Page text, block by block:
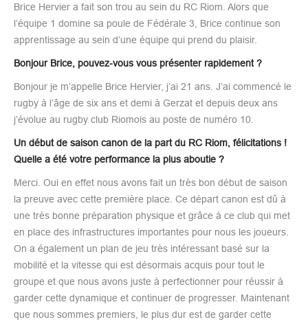
Brice Hervier a fait son trou au sein du RC Riom. Alors que
l’équipe 1 domine sa poule de Fédérale 3, Brice continue son
apprentissage au sein d’une équipe qui prend du plaisir.
Bonjour Brice, pouvez-vous vous présenter rapidement ?
Bonjour je m’appelle Brice Hervier, j’ai 21 ans. J’ai commencé le
rugby à l’âge de six ans et demi à Gerzat et depuis deux ans
j’évolue au rugby club Riomois au poste de numéro 10.
Un début de saison canon de la part du RC Riom, félicitations !
Quelle a été votre performance la plus aboutie ?
Merci. Oui en effet nous avons fait un très bon début de saison
la preuve avec cette première place. Ce départ canon est dû à
une très bonne préparation physique et grâce à ce club qui met
en place des infrastructures importantes pour nous les joueurs.
On a également un plan de jeu très intéressant basé sur la
mobilité et la vitesse qui est désormais acquis pour tout le
groupe et que nous avons juste à perfectionner pour réussir à
garder cette dynamique et continuer de progresser. Maintenant
que nous sommes premiers, le plus dur est de garder cette